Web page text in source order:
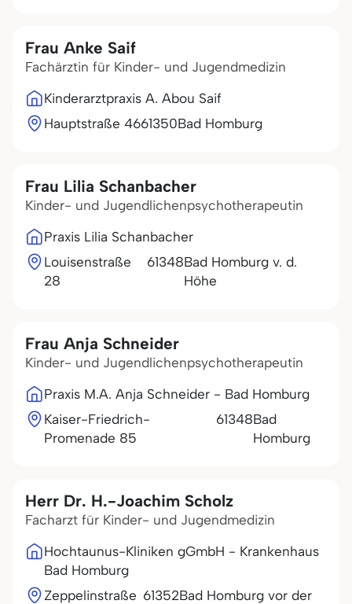
Frau Anke Saif
Fachärztin für Kinder- und Jugendmedizin
Kinderarztpraxis A. Abou Saif
Hauptstraße 4661350Bad Homburg
Frau Lilia Schanbacher
Kinder- und Jugendlichenpsychotherapeutin
Praxis Lilia Schanbacher
Louisenstraße
28
61348Bad Homburg v. d.
Höhe
Frau Anja Schneider
Kinder- und Jugendlichenpsychotherapeutin
Praxis M.A. Anja Schneider - Bad Homburg
Kaiser-Friedrich-
Promenade 85
61348Bad
Homburg
Herr Dr. H.-Joachim Scholz
Facharzt für Kinder- und Jugendmedizin
Hochtaunus-Kliniken gGmbH - Krankenhaus
Bad Homburg
Zeppelinstraße 61352Bad Homburg vor der